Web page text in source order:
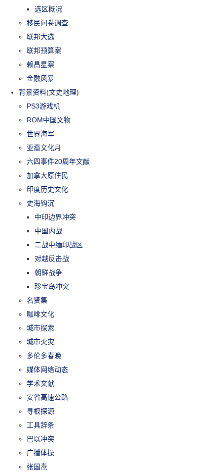
选区概况
移民问卷调查
联邦大选
联邦预算案
赖昌星案
金融风暴
背景资料(文史地理)
PS3游戏机
ROM中国文物
世界海军
亚裔文化月
六四事件20周年文献
加拿大原住民
印度历史文化
史海钩沉
中印边界冲突
中国内战
二战中缅印战区
对越反击战
朝鲜战争
珍宝岛冲突
名贤集
咖啡文化
城市探索
城市火灾
多伦多春晚
媒体网络动态
学术文献
安省高速公路
寻根探源
工具辞条
巴以冲突
广播体操
张国焘